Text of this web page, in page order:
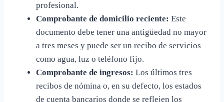
profesional.
Comprobante de domicilio reciente: Este
documento debe tener una antigüedad no mayor
a tres meses y puede ser un recibo de servicios
como agua, luz o teléfono fijo.
Comprobante de ingresos: Los últimos tres
recibos de nómina o, en su defecto, los estados
de cuenta bancarios donde se reflejen los